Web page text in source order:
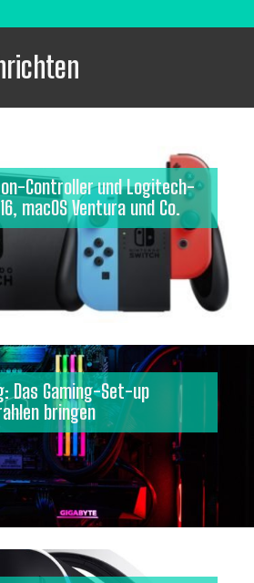
Controller und Logitech-
macOS Ventura und Co.
Das Gaming-Set-up
bringen